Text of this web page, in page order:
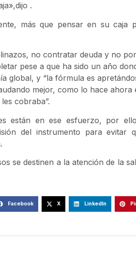
.
más que pensar en su caja
no contratar deuda y no
pese a que ha sido un año
global, y “la fórmula es
mejor, como lo hace ahora
cobraba”.
están en ese esfuerzo, por
del instrumento para
se destinen a la atención de la
Facebook X LinkedIn